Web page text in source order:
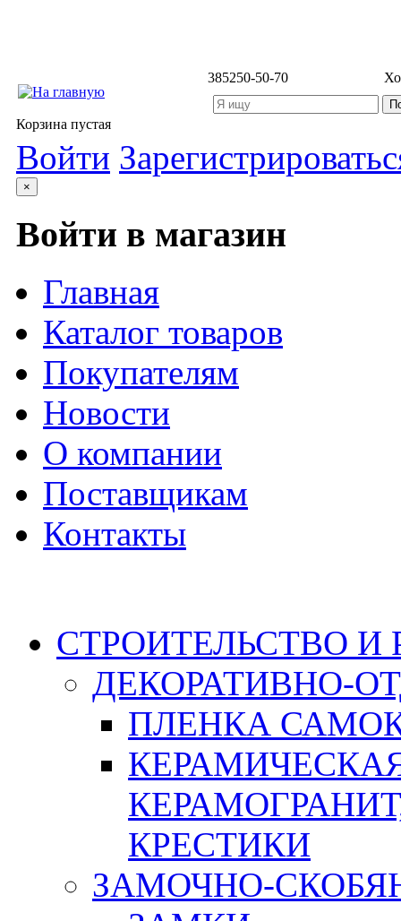
385250-50-70
Корзина пустая
Войти
×
Войти в магазин
Главная
Каталог товаров
Покупателям
Новости
О компании
Поставщикам
Контакты
СТРОИТЕЛЬСТВО И
ДЕКОРАТИВНО-
ПЛЕНКА
КРЕСТИКИ
ЗАМОЧНО-